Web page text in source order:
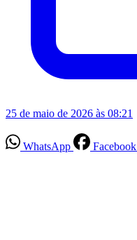
25 de maio de 2026 às 08:21
WhatsApp Facebook